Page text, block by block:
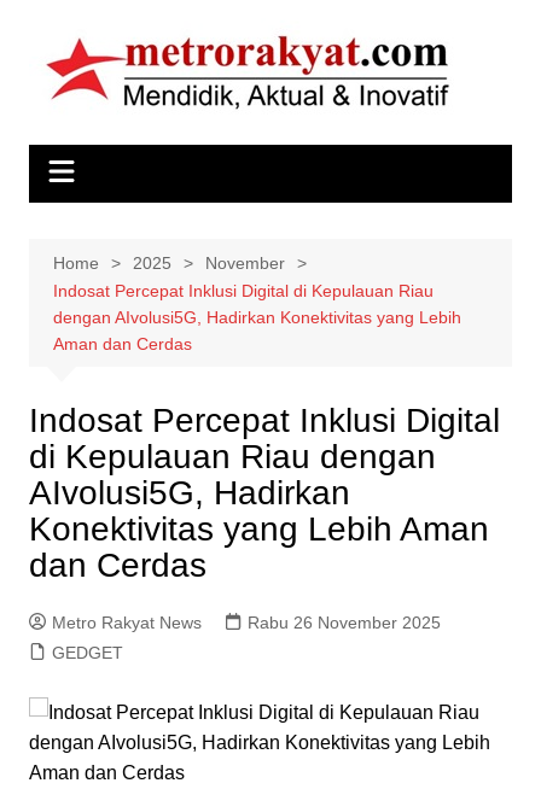
content
Home 2025
November
Indosat Percepat Inklusi Digital di Kepulauan Riau
dengan AIvolusi5G, Hadirkan Konektivitas yang Lebih
Aman dan Cerdas
Indosat Percepat Inklusi Digital
di Kepulauan Riau dengan
AIvolusi5G, Hadirkan
Konektivitas yang Lebih Aman
dan Cerdas
Metro Rakyat News
Rabu 26 November 2025
GEDGET